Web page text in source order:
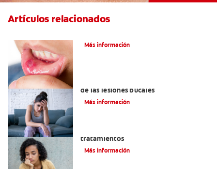
Artículos relacionados
Más información
de las lesiones bucales
Más información
tratamientos
Más información